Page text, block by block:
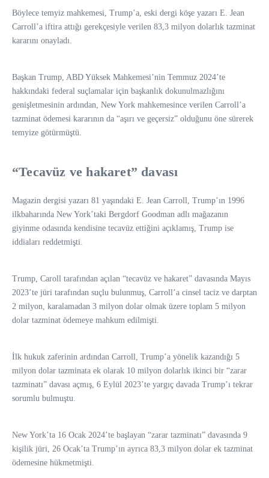
Böylece temyiz mahkemesi, Trump’a, eski dergi köşe yazarı E. Jean
Carroll’a iftira attığı gerekçesiyle verilen 83,3 milyon dolarlık tazminat
kararını onayladı.
Başkan Trump, ABD Yüksek Mahkemesi’nin Temmuz 2024’te
hakkındaki federal suçlamalar için başkanlık dokunulmazlığını
genişletmesinin ardından, New York mahkemesince verilen Carroll’a
tazminat ödemesi kararının da “aşırı ve geçersiz” olduğunu öne sürerek
temyize götürmüştü.
“Tecavüz ve hakaret” davası
Magazin dergisi yazarı 81 yaşındaki E. Jean Carroll, Trump’ın 1996
ilkbaharında New York’taki Bergdorf Goodman adlı mağazanın
giyinme odasında kendisine tecavüz ettiğini açıklamış, Trump ise
iddiaları reddetmişti.
Trump, Caroll tarafından açılan “tecavüz ve hakaret” davasında Mayıs
2023’te jüri tarafından suçlu bulunmuş, Carroll’a cinsel taciz ve darptan
2 milyon, karalamadan 3 milyon dolar olmak üzere toplam 5 milyon
dolar tazminat ödemeye mahkum edilmişti.
İlk hukuk zaferinin ardından Carroll, Trump’a yönelik kazandığı 5
milyon dolar tazminata ek olarak 10 milyon dolarlık ikinci bir “zarar
tazminatı” davası açmış, 6 Eylül 2023’te yargıç davada Trump’ı tekrar
sorumlu bulmuştu.
New York’ta 16 Ocak 2024’te başlayan “zarar tazminatı” davasında 9
kişilik jüri, 26 Ocak’ta Trump’ın ayrıca 83,3 milyon dolar ek tazminat
ödemesine hükmetmişti.